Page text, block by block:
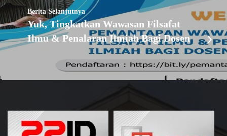
Berita Selanjutnya
Yuk, Tingkatkan Wawasan Filsafat
Ilmu & Penalaran Ilmiah Bagi Dosen